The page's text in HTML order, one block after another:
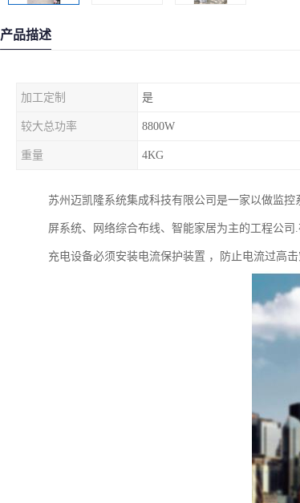
产品描述
加工定制 是
较大总功率 8800W
重量 4KG
苏州迈凯隆系统集成科技有限公司是一家以做监
屏系统、网络综合布线、智能家居为主的工程公
充电设备必须安装电流保护装置 ，防止电流过高击